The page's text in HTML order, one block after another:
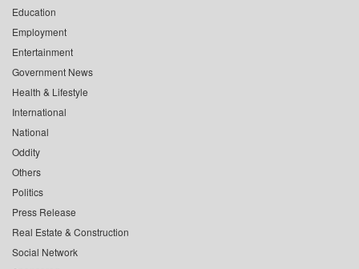
Education
Employment
Entertainment
Government News
Health & Lifestyle
International
National
Oddity
Others
Politics
Press Release
Real Estate & Construction
Social Network